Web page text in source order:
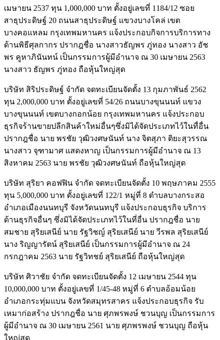
เมษายน 2537 ทุน 1,000,000 บาท ตั้งอยู่เลขที่ 1184/12 ซอย
สาธุประดิษฐ์ 20 ถนนสาธุประดิษฐ์ แขวงบางโคล่ เขต
บางคอแหลม กรุงเทพมหานคร แจ้งประกอบกิจการบริการทาง
ด้านพิธีศุลกากร ปรากฎชื่อ นางสาวธัญพร ภู่ทอง นางสาว อัช
พร คูหาภินันทน์ เป็นกรรมการผู้มีอำนาจ ณ 30 เมษายน 2563
นางสาว ธัญพร ภู่ทอง ถือหุ้นใหญ่สุด
บริษัท สิริประดิษฐ์ จำกัด จดทะเบียนจัดตั้ง 13 กุมภาพันธ์ 2562
ทุน 2,000,000 บาท ตั้งอยู่เลขที่ 54/26 ถนนบางขุนนนท์ แขวง
บางขุนนนท์ เขตบางกอกน้อย กรุงเทพมหานคร แจ้งประกอบ
ธุรกิจร้านขายปลีกสินค้าใหม่อื่นๆซึ่งมิได้จัดประเภทไว้ในทื่อื่น
ปรากฎชื่อ นาย พรชัย วุฒิวงศษนันท์ นาง จิตสุภา ติยะสุวรรณ
นางสาว จุฑามาศ แสดงหาญ เป็นกรรมการผู้มีอำนาจ ณ 13
สิงหาคม 2563 นาย พรชัย วุฒิวงศษนันท์ ถือหุ้นใหญ่สุด
บริษัท สุริยา คอฟฟิน จำกัด จดทะเบียนจัดตั้ง 10 พฤษภาคม 2555
ทุน 5,000,000 บาท ตั้งอยู่เลขที่ 122/1 หมู่ที่ 8 ตำบลบางกระสอ
อำเภอเมืองนนทบุรี จังหวัดนนทบุรี แจ้งประกอบธุรกิจ บริการ
ด้านธุรกิจอื่นๆ ซึ่งมิได้จัดประเภทไว้ในที่อื่น ปรากฎชื่อ นาย
สมชาย สุริยเสนีย์ นาย รัฐวิชญ์ สุริยเสนีย์ นาย วีรพล สุริยเสนีย์
นาง ริญญารัตน์ สุริยเสนีย์ เป็นกรรมการผู้มีอำนาจ ณ 24
กรกฎาคม 2563 นาย รัฐวิทชย์ สุริยเสนีย์ ถือหุ้นใหญ่สุด
บริษัท ศิวาชัย จำกัด จดทะเบียนจัดตั้ง 12 เมษายน 2544 ทุน
10,000,000 บาท ตั้งอยู่เลขที่ 1/45-48 หมู่ที่ 6 ตำบลอ้อมน้อย
อำเภอกระทุ่มแบน จังหวัดสมุทรสาคร แจ้งประกอบธุรกิจ รับ
เหมาก่อสร้าง ปรากฎชื่อ นาย ศุภพรพงษ์ ชวนบุญ เป็นกรรมการ
ผู้มีอำนาจ ณ 30 เมษายน 2561 นาย ศุภพรพงษ์ ชวนบุญ ถือหุ้น
ใหญ่สุด